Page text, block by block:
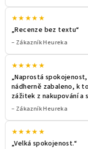
★★★★★
„Recenze bez textu“
– Zákazník Heureka
★★★★★
„Naprostá
nádherně zabaleno, k
zážitek z nakupování a
– Zákazník Heureka
★★★★★
„Velká spokojenost.“